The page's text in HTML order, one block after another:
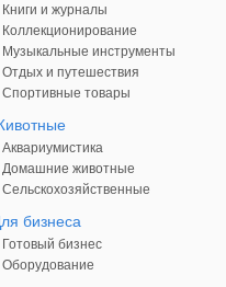
Книги и журналы
Коллекционирование
Музыкальные инструменты
Отдых и путешествия
Спортивные товары
Аквариумистика
Домашние животные
Сельскохозяйственные
бизнеса
Готовый бизнес
Оборудование